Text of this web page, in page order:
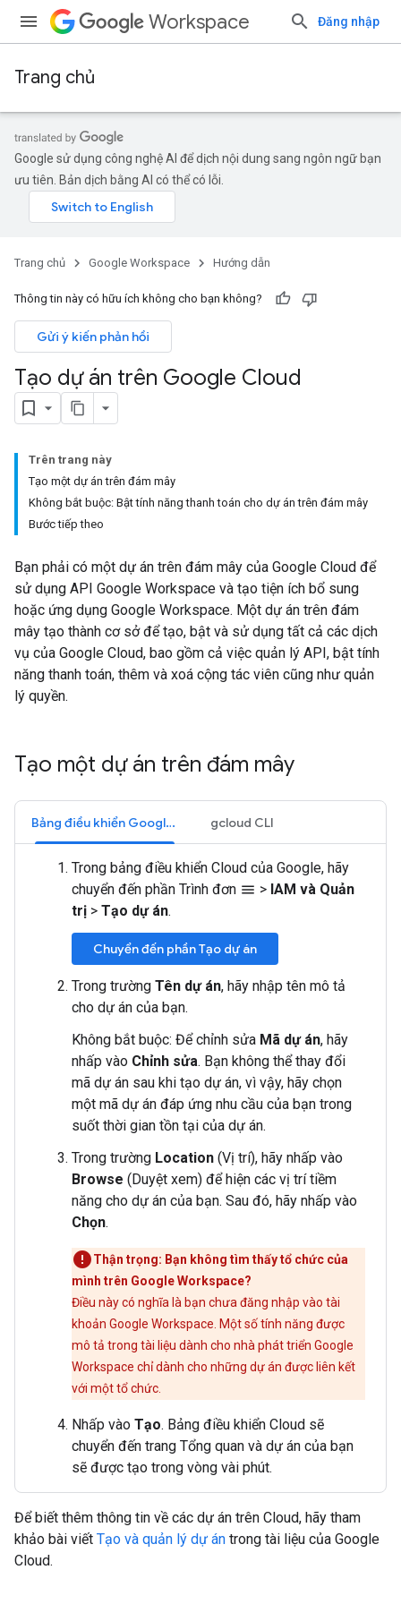
Workspace Đăng nhập
Trang chủ
Google sử dụng công nghệ AI để dịch nội dung sang ngôn ngữ bạn
ưu tiên. Bản dịch bằng AI có thể có lỗi.
Trang chủ Google Workspace Hướng dẫn
Thông tin này có hữu ích không cho bạn không?
Gửi ý kiến phản hồi
Tạo dự án trên Google Cloud
Trên trang này
Tạo một dự án trên đám mây
Không bắt buộc: Bật tính năng thanh toán cho dự án trên đám mây
Bước tiếp theo
Bạn phải có một dự án trên đám mây của Google Cloud để
sử dụng API Google Workspace và tạo tiện ích bổ sung
hoặc ứng dụng Google Workspace. Một dự án trên đám
mây tạo thành cơ sở để tạo, bật và sử dụng tất cả các dịch
vụ của Google Cloud, bao gồm cả việc quản lý API, bật tính
năng thanh toán, thêm và xoá cộng tác viên cũng như quản
lý quyền.
Tạo một dự án trên đám mây
Bảng điều khiển Google Cloud gcloud CLI
Trong bảng điều khiển Cloud của Google, hãy
chuyển đến phần Trình đơn menu > IAM và Quản
trị > Tạo dự án.
Chuyển đến phần Tạo dự án
Trong trường Tên dự án, hãy nhập tên mô tả
cho dự án của bạn.
Không bắt buộc: Để chỉnh sửa Mã dự án, hãy
nhấp vào Chỉnh sửa. Bạn không thể thay đổi
mã dự án sau khi tạo dự án, vì vậy, hãy chọn
một mã dự án đáp ứng nhu cầu của bạn trong
suốt thời gian tồn tại của dự án.
Trong trường Location (Vị trí), hãy nhấp vào
Browse (Duyệt xem) để hiện các vị trí tiềm
năng cho dự án của bạn. Sau đó, hãy nhấp vào
Chọn.
Thận trọng: Bạn không tìm thấy tổ chức của
mình trên Google Workspace?
Điều này có nghĩa là bạn chưa đăng nhập vào tài
khoản Google Workspace. Một số tính năng được
mô tả trong tài liệu dành cho nhà phát triển Google
Workspace chỉ dành cho những dự án được liên kết
với một tổ chức.
Nhấp vào Tạo. Bảng điều khiển Cloud sẽ
chuyển đến trang Tổng quan và dự án của bạn
sẽ được tạo trong vòng vài phút.
Để biết thêm thông tin về các dự án trên Cloud, hãy tham
khảo bài viết Tạo và quản lý dự án trong tài liệu của Google
Cloud.